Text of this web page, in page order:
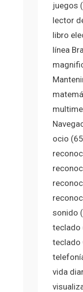
juegos
lector
libro
línea
ocio
sonido
teclado
teclado
vida